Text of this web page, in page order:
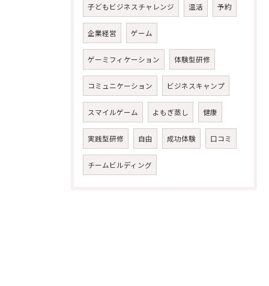
子どもビジネスチャレンジ 温活 予約
企業経営 ゲーム
ゲーミフィケーション 体験型研修
コミュニケーション ビジネスキャンプ
スマイルゲーム よもぎ蒸し 健康
実践型研修 自由 成功体験 口コミ
チームビルディング